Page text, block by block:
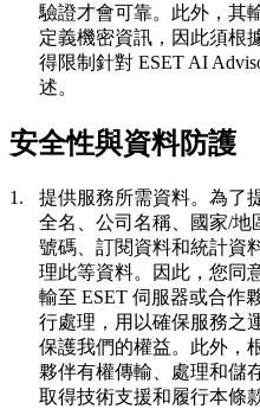
驗證才會可靠。此外，其
定義機密資訊，因此須根
得限制針對 ESET AI
述。
安全性與資料防護
1. 提供服務所需資料。 為了
全名、公司名稱、國家/
號碼、訂閱資料和統計資
理此等資料。因此，您同
輸至 ESET 伺服器或合作
行處理，用以確保服務之
保護我們的權益。此外，
夥伴有權傳輸、處理和儲
取得技術支援和履行本條